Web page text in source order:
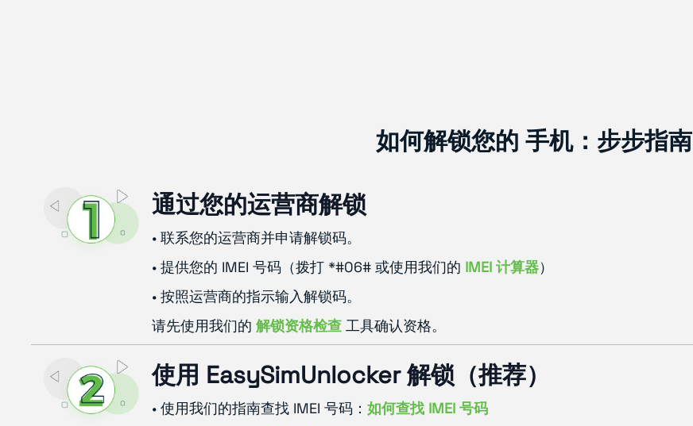
如何解锁您的 手机：步步指南
通过您的运营商解锁
• 联系您的运营商并申请解锁码。
• 提供您的 IMEI 号码（拨打 *#06# 或使用我们的 IMEI 计算器）
• 按照运营商的指示输入解锁码。
请先使用我们的 解锁资格检查工具确认资格。
使用 EasySimUnlocker 解锁（推荐）
• 使用我们的指南查找 IMEI 号码： 如何查找 IMEI 号码